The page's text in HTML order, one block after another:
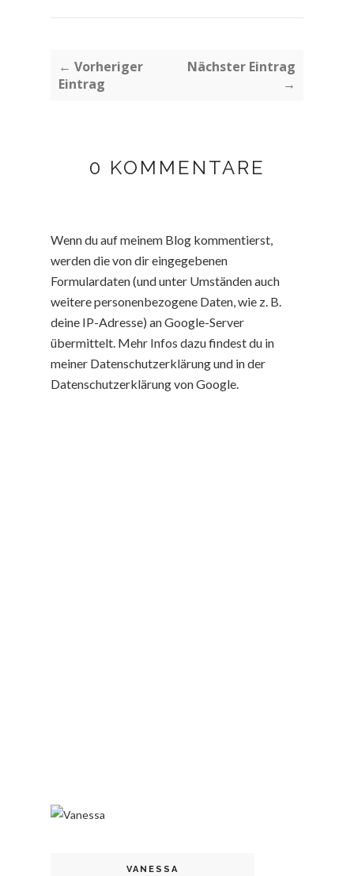
← Vorheriger
Eintrag
Nächster Eintrag
→
0 KOMMENTARE
Wenn du auf meinem Blog kommentierst,
werden die von dir eingegebenen
Formulardaten (und unter Umständen auch
weitere personenbezogene Daten, wie z. B.
deine IP-Adresse) an Google-Server
übermittelt. Mehr Infos dazu findest du in
meiner Datenschutzerklärung und in der
Datenschutzerklärung von Google.
VANESSA